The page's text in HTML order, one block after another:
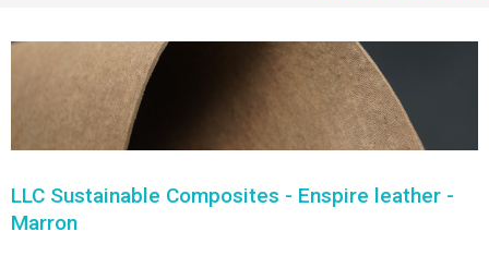
LLC Sustainable Composites - Enspire leather -
Marron